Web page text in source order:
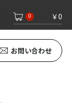
0 ￥0
お問い合わせ